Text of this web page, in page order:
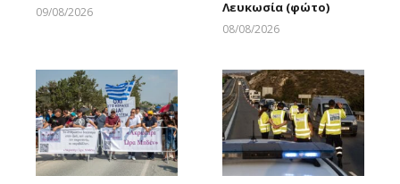
09/08/2026
Λευκωσία (φώτο)
08/08/2026